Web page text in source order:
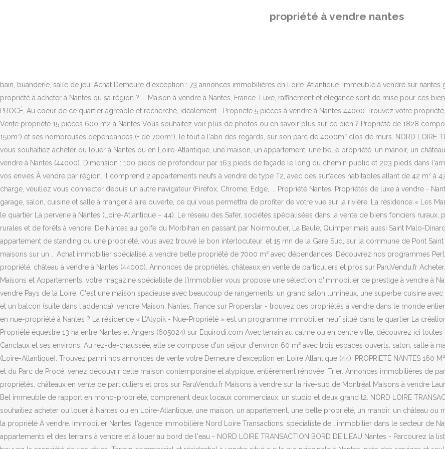
propriété à vendre nantes
aucun voisin arrière et près des services. Pensez à créer votre Espace Projet , pour profiter de tous les services du site et sélectionner
bain, buanderie, salle de jeu. Achat Demeure d'exception : 73 annonces immobilières en Loire-Atlantique. Immeuble à vendre sur
propriété à acheter à Nantes ou sa région ? ... Maison à vendre à Nantes, France. Luxe, raffinement et élégance sont de mise pour ces
PROCÉ, Au coeur de ce quartier agréable et recherché, idéalement... Propriété 5 pièces à vendre à Nantes 44000 Trouvez votre
Vente propriété 15 pièces 600 m2 à Nantes Vous souhaitez voir plus de photos ou en savoir plus sur ce bien ? Propriété de 1828
150m²) et ses nombreuses dépendances (+ de 700m²), le tout à l'abri des regards, sur son parc de 4000m² clos de murs. NORD
vous souhaitiez acheter ou louer à Nantes ou en Loire-Atlantique, une maison, un appartement, une belle propriété, un manoir, un
vendre à Nantes (44000). Dimension : 100 pieds de profondeur par 163 pieds de façade le long du chemin public et 203 pieds dans
vos envies À vendre par région. Il comprend 2 appartements neufs à vendre de type T2, avec des surfaces habitables allant de 42 m² à
charge, veuillez vous connecter depuis un autre navigateur (Firefox, Chrome, Edge, ... Propriété Nantes. Propriétés de luxe à vendre -
garage, salon, cuisine et salle à manger à aire ouverte, ce qui vous permettra de profiter de votre vue sur la rivière. La résidence « Les
le quartier La perverie à Nantes (Loire-Atlantique – 44). Le réseau des Safer, sociétés spécialisées dans la vente de biens fonciers
rurales et de forêts à vendre. De Nantes au golfe du Morbihan en passant par Noirmoutier, La Baule, Quimper mais aussi Saint Malo-
appartement de standing ou une propriété, vous avez trouvé le bon interlocuteur. et 15 mn de la Gare Sud, sur la commune de Pont
maisons sur un … Achat immobilier spécialisé. a vendre belle propriété de 7000 m² avec dépendances. Découvrez nos programmes
propriété, château à vendre à Nantes (44000). Annonces de propriétés, châteaux en vente de particuliers et pros sur ParuVendu.fr
Maisons et Appartements, votre magazine spécialiste de l'immobilier vous propose une sélection d'immobilier de prestige à vendre à
vendre Pays de la Loire. C'est une maison spacieuse avec beaucoup de rangements, un grand salon lumineux, une superbe cuisine
et un balcon (suite dans l'addenda). vendre Maison, Nantes, France sur Properstar - trouvez des propriétés à vendre dans le monde
en nue-propriété à Nantes ? La résidence « L’Atypik - Nue-Propriété » est un programme immobilier neuf situé dans le quartier La
Propriété équestre 13 ha entre Nantes et Angers (605024) sur Equirodi.com Avec terrain au calme ou en centre ville, découvrez ici
Canclaux et ses environs. Au rez-de-chaussée, elle se compose d'un séjour d'environ 60 m² avec trois espaces ouverts: salon, salle à
(Loire-Atlantique). Trouvez parmi nos annonces de vente votre Demeure d'exception en Loire Atlantique (44). PROPRIÉTÉ NANTES 160
et du Parc de Procé, venez découvrir cette maison contemporaine et atypique, entièrement rénovée. Trier. Annonces immobilières de
propriétés, châteaux en vente de particuliers et pros sur ParuVendu.fr Maisons à vendre sur la rive-sud de Montréal Maisons à vendre
Bel immeuble de rapport en mono-propriété, comprenant deux locaux commerciaux, un studio et deux grand t2. NORD LOIRE
souhaitiez acheter ou louer à Nantes ou en Loire-Atlantique, une maison, un appartement, une belle propriété, un manoir, un château
la propriété À vendre. Immobilier Nantes, l'agence immobilière Nord Loire Transactions, spécialiste de l'immobilier dans le secteur de
appartements et des terrains à vendre et à louer au bord de l'eau - NORD LOIRE TRANSACTION BORD DE L'EAU Nantes - Parcourez la